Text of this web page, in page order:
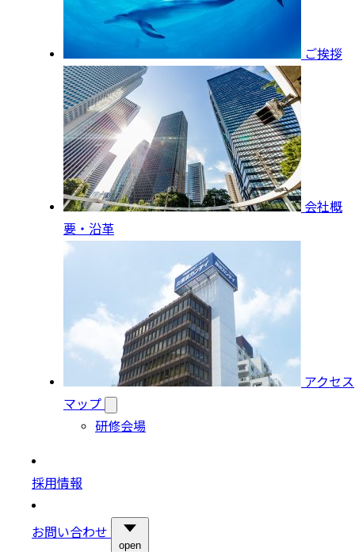
ご挨拶
会社概
要・沿革
アクセス
マップ
研修会場
採用情報
お問い合わせ
open